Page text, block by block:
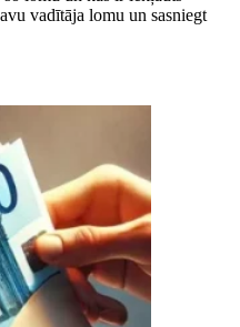
vadītāja lomu un sasniegt